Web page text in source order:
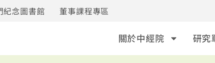
紀念圖書館 董事課程專區
關於中經院 研究